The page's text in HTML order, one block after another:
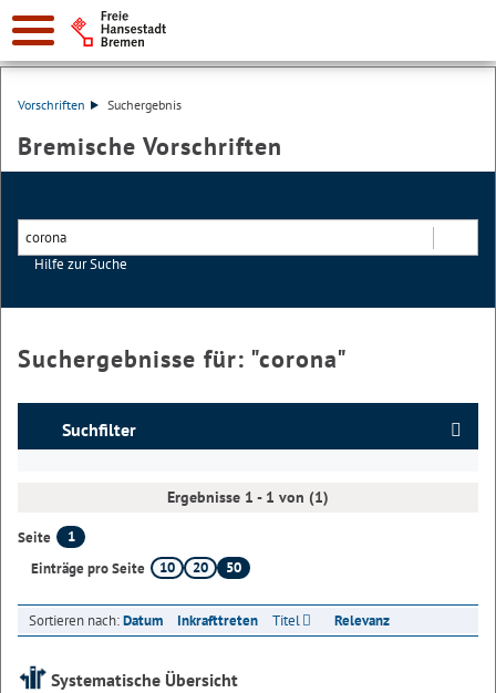
Vorschriften Suchergebnis
Bremische Vorschriften
Hilfe zur Suche
Suchergebnisse für: "corona"
Suchfilter
Ergebnisse 1 - 1 von (1)
Seite
1
Einträge pro Seite
10 20 50
Sortieren nach:Datum Inkrafttreten Titel Relevanz
Systematische Übersicht